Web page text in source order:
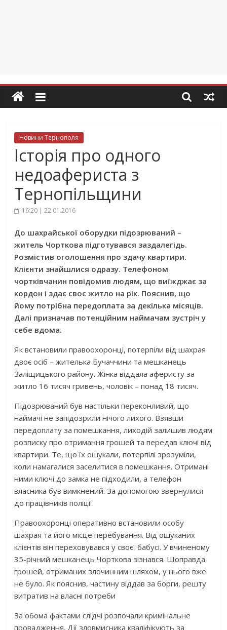
Новини Тернополя
Історія про одного
недоафериста з
Тернопільщини
16:20 | 22.01.2016
До шахрайської оборудки підозрюваний –
житель Чорткова підготувався заздалегідь.
Розмістив оголошення про здачу квартири.
Клієнти знайшлися одразу. Телефоном
чортківчанин повідомив людям, що виїжджає за
кордон і здає своє житло на рік. Пояснив, що
йому потрібна передоплата за декілька місяців.
Далі призначав потенційним наймачам зустріч у
себе вдома.
Як встановили правоохоронці, потерпіли від шахрая
двоє осіб – жителька Бучаччини та мешканець
Заліщицького району. Жінка віддала аферисту за
житло 16 тисяч гривень, чоловік – понад 18 тисяч.
Підозрюваний був настільки переконливий, що
наймачі не запідозрили нічого лихого. Взявши
передоплату за помешкання, лиходій залишив людям
розписку про отримання грошей та передав ключі від
квартири. Те, що їх ошукали, потерпілі зрозуміли,
коли намагалися заселитися в помешкання. Отримані
ними ключі до замка не підходили, а телефон
власника був вимкнений. За допомогою звернулися
до працівників поліції.
Правоохоронці оперативно встановили особу
шахрая та його місце перебування. Від ошуканих
клієнтів він переховувався у своєї бабусі. У вчиненому
35-річний мешканець Чорткова зізнався. Щоправда
грошей, отриманих злочинним шляхом, у нього вже
не було. Як пояснив, частину віддав за борги, решту
витратив на власні потреби
За обома фактами слідчі розпочали кримінальне
провадження. Дії зловмисника кваліфікують за